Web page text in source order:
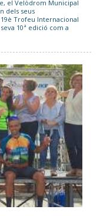
el Velòdrom Municipal
dels seus
Trofeu Internacional
10ª edició com a